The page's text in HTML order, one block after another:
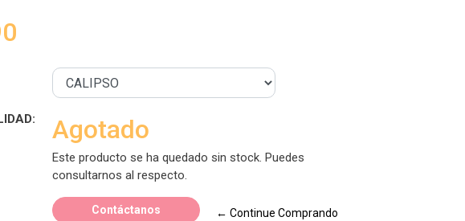
Agotado
Este producto se ha quedado sin stock. Puedes
consultarnos al respecto.
Contáctanos ← Continue Comprando